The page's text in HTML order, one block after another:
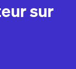
sur